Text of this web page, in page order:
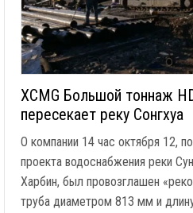
XCMG Большой тоннаж
пересекает реку Сонгхуа
О компании 14 час октября 12,
проекта водоснабжения реки
Харбин, был провозглашен
труба диаметром 813 мм и